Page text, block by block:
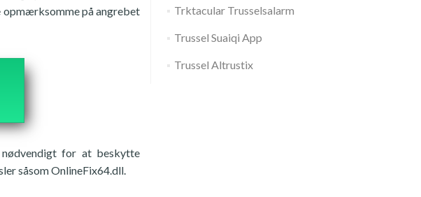
opmærksomme på angrebet
for at beskytte
såsom OnlineFix64.dll.
Trktacular Trusselsalarm
Trussel Suaiqi App
Trussel Altrustix